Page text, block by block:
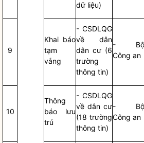
dữ liệu)
9
Khai báo
tạm
vắng
- CSDLQG
về dân
dân cư (6
trường
thông tin)
- Bộ
Công an
10
Thông
báo lưu
trú
- CSDLQG
về dân cư
(18 trường
thông tin)
- Bộ
Công an